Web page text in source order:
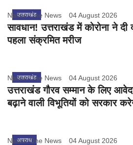
उत्तराखंड
Nation One News 04 August 2026
सावधान! उत्तराखंड में कोरोना ने दी
पहला संक्रमित मरीज
उत्तराखंड
Nation One News 04 August 2026
उत्तराखंड गौरव सम्मान के लिए
बढ़ाने वाली विभूतियों को सरकार
अपराध
Nation One News 04 August 2026